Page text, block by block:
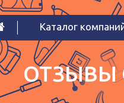
Каталог
ОТЗЫВЫ